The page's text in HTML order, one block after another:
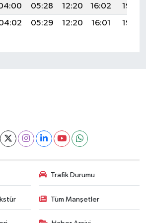
05:28 12:20 16:02
19:02
05:29 12:20 16:01 19:00
Trafik Durumu
Tüm Manşetler